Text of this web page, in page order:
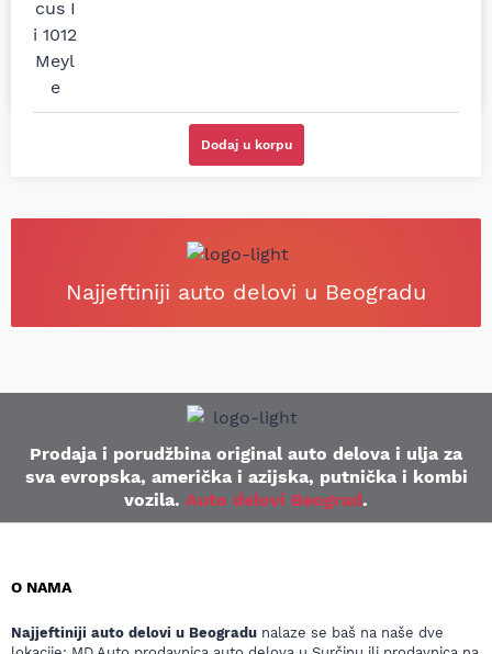
Dodaj u korpu
Sve pohvale!
Svetlana Večerinović, Beograd
(Opel Astra)
Najjeftiniji auto delovi u Beogradu
Prodaja i porudžbina original auto delova i ulja za
sva evropska, američka i azijska, putnička i kombi
vozila. Auto delovi Beograd.
O NAMA
Najjeftiniji auto delovi u Beogradu nalaze se baš na naše dve